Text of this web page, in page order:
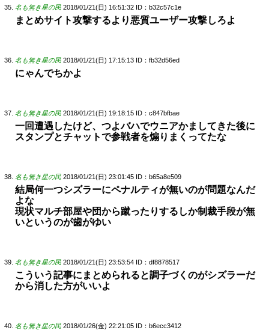
名も無き星の民 2018/01/21(日) 16:51:32 ID：b32c57c1e
まとめサイト攻撃するより悪質ユーザー攻撃しろよ
名も無き星の民 2018/01/21(日) 17:15:13 ID：fb32d56ed
にゃんでちかよ
名も無き星の民 2018/01/21(日) 19:18:15 ID：c847bfbae
一回遭遇したけど、つよバハでウニアかましてきた後に
スタンプとチャットで参戦者を煽りまくってたな
名も無き星の民 2018/01/21(日) 23:01:45 ID：b65a8e509
結局何一つシズラーにペナルティが無いのが問題なんだ
よな
現状マルチ部屋や団から蹴ったりするしか制裁手段が無
いというのが歯がゆい
名も無き星の民 2018/01/21(日) 23:53:54 ID：df8878517
こういう記事にまとめられると調子づくのがシズラーだ
から消した方がいいよ
名も無き星の民 2018/01/26(金) 22:21:05 ID：b6ecc3412